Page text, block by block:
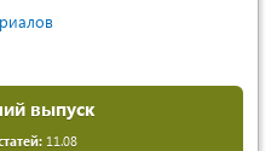
выпуск
11.08